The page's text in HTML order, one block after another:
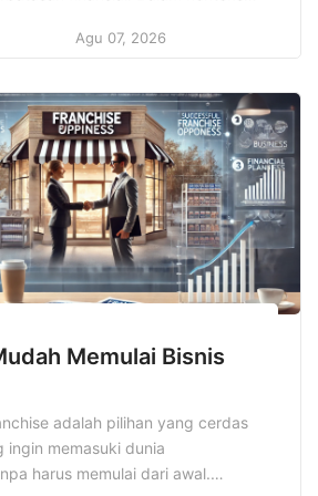
menjadi penghalang bagi
itu, beasiswa umum hadir sebagai
tersebut, membantu pelajar
keluarga […]
Agu 07, 2026
Memulai Bisnis
adalah pilihan yang cerdas
ingin memasuki dunia
harus memulai dari awal.